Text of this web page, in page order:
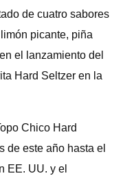
de cuatro sabores
picante, piña
el lanzamiento del
Hard Seltzer en la
Chico Hard
de este año hasta el
EE. UU. y el